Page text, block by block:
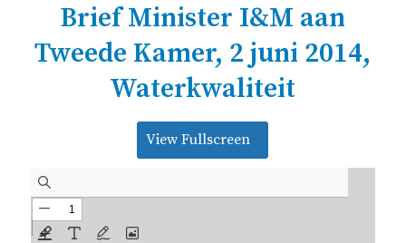
Brief Minister I&M aan
Tweede Kamer, 2 juni 2014,
Waterkwaliteit
View Fullscreen